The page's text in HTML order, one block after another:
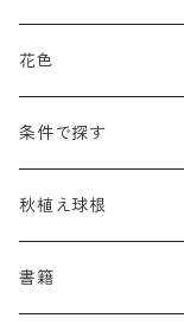
アストランティア
アデノフォラ
クランベ
サングイソルバ
タナケツム
タリクトルム
ナ行
ネペタ
ハ行
パエオニア
バプティシア
マ行
ムクゲニア
ラ行
アルンクス
キレンゲショウマ
ティアレラ
ドイツスズラン
ハ行
ブルネラ
プルモナリア
マ行
メルテンシア
ラ行
ランプロカプノス
シダ類
カスマンティウム
カレクス
サ行
スティパ
セスレリア
タ行
デスカンプシア
ハ行
ハコネクロア
マ行
ハマナシの交配種（
ランブラー
クライマー
半つる
花色
黒
青
緑
条件で探す
蜜源植物
グランドカバーにも
秋植え球根
アリウム
書籍